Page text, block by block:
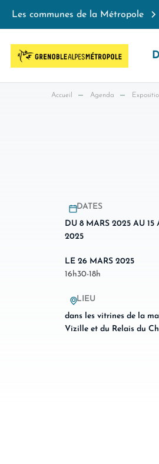
Les communes de la Métropole
Accueil Agenda
DATES
DU 8 MARS 2025 AU 15
2025
LE 26 MARS 2025
16h30-18h
LIEU
dans les vitrines de la
Vizille et du Relais du